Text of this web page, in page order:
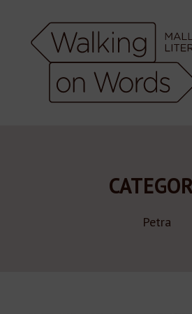
Petra